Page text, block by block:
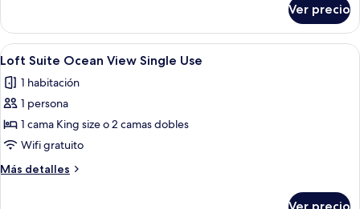
Beachside
Single
Use
Suite
Swim
Up
Single
Use
Ver precio
Abrir
todas
las
fotos
de
Loft
Suite
Ocean
Una habitación de hotel moderna
6
Loft Suite Ocean View Single Use
1 habitación
1 persona
1 cama King size o 2 camas dobles
Wifi gratuito
Más detalles
Más
Ver precio